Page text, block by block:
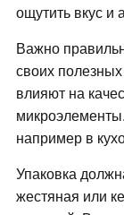
ощутить вкус и
Важно
своих
влияют на
например в
Упаковка
жестяная или